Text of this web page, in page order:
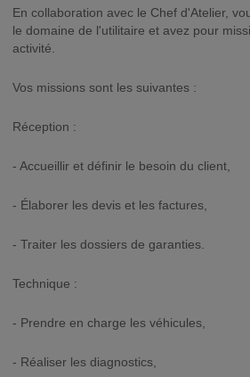
En collaboration avec le Chef d'Atelier,
le domaine de l'utilitaire et avez pour
activité.
Vos missions sont les suivantes :
Réception :
- Accueillir et définir le besoin du client,
- Élaborer les devis et les factures,
- Traiter les dossiers de garanties.
Technique :
- Prendre en charge les véhicules,
- Réaliser les diagnostics,